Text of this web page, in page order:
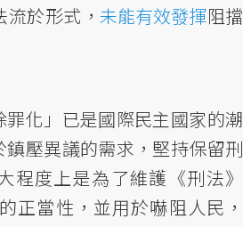
於形式， 未能有效發揮阻擋
罪化」已是國際民主國家的潮
壓異議的需求，堅持保留刑
程度上是為了維護《刑法》
的正當性，並用於嚇阻人民，